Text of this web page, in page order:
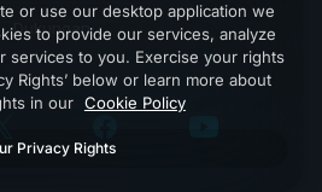
Dukungan
or use our desktop application we
to provide our services, analyze
services to you. Exercise your rights
Rights’ below or learn more about
in our Cookie Policy
Privacy Rights